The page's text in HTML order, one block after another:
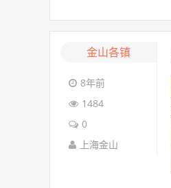
金山各镇
8年前
1484
0
上海金山